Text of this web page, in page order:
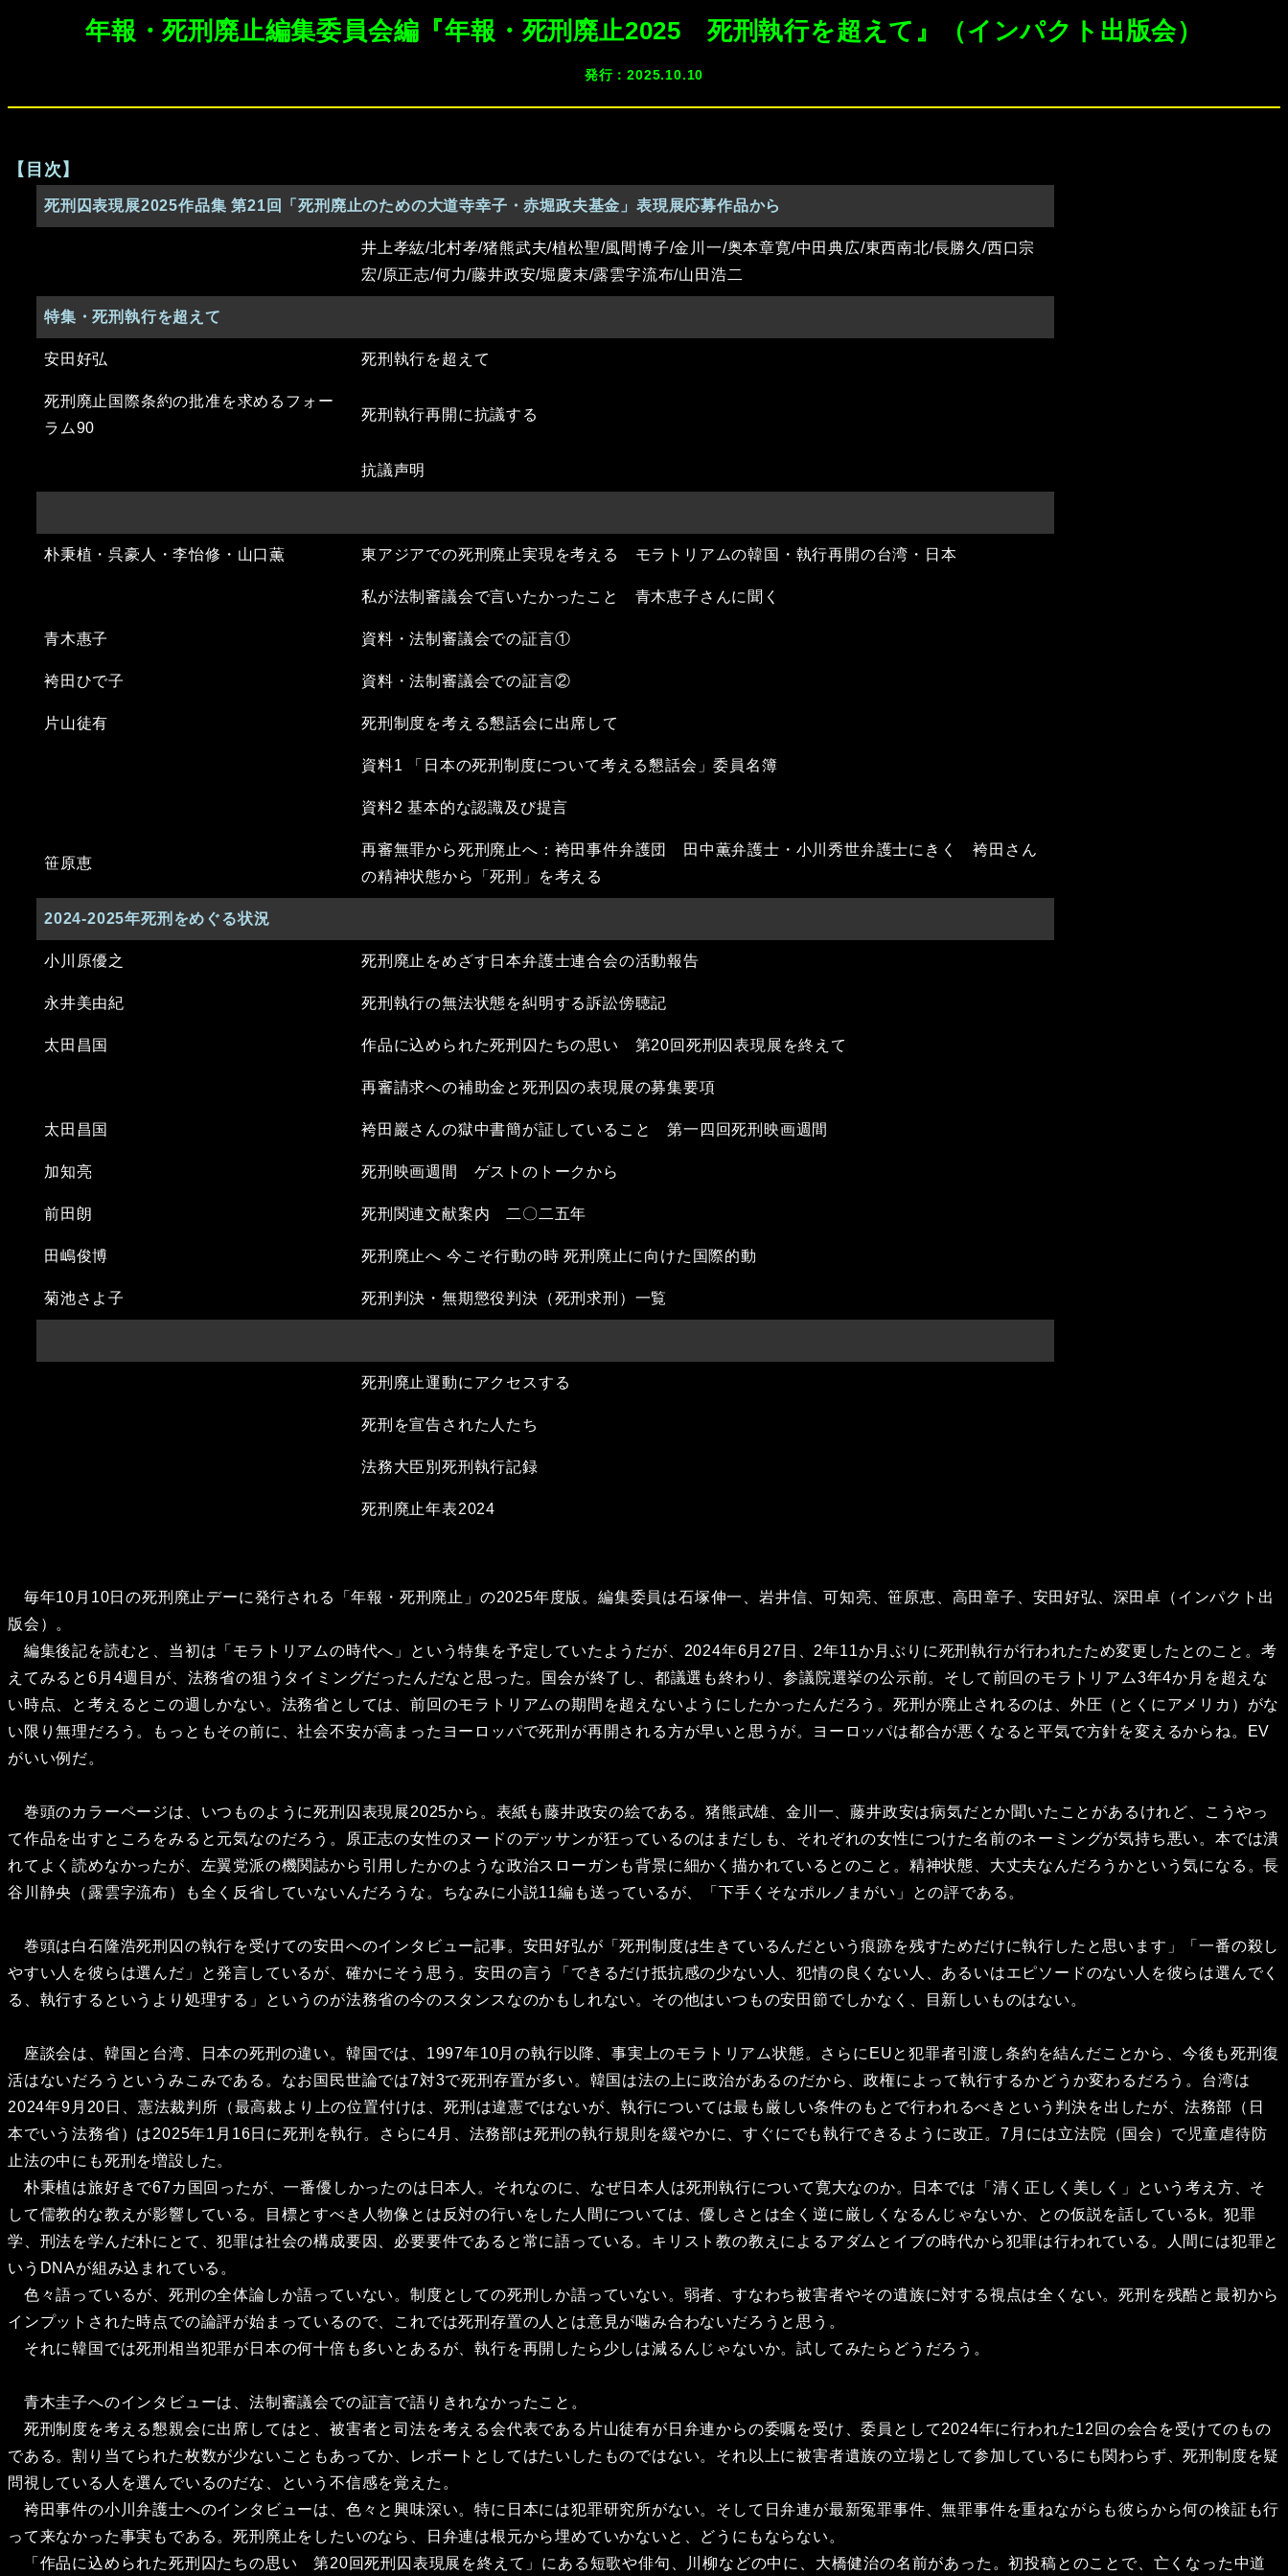
年報・死刑廃止編集委員会編『年報・死刑廃止2025 死刑執行を超えて』（インパクト出版会）
発行：2025.10.10
【目次】
死刑囚表現展2025作品集 第21回「死刑廃止のための大道寺幸子・赤堀政夫基金」表現展応募作品から
井上孝紘/北村孝/猪熊武夫/植松聖/風間博子/金川一/奥本章寛/中田典広/東西南北/長勝久/西口宗
宏/原正志/何力/藤井政安/堀慶末/露雲字流布/山田浩二
特集・死刑執行を超えて
安田好弘 死刑執行を超えて
死刑廃止国際条約の批准を求めるフォー
ラム90
死刑執行再開に抗議する
抗議声明
朴秉植・呉豪人・李怡修・山口薫 東アジアでの死刑廃止実現を考える モラトリアムの韓国・執行再開の台湾・日本
私が法制審議会で言いたかったこと 青木恵子さんに聞く
青木惠子 資料・法制審議会での証言①
袴田ひで子 資料・法制審議会での証言②
片山徒有 死刑制度を考える懇話会に出席して
資料1 「日本の死刑制度について考える懇話会」委員名簿
資料2 基本的な認識及び提言
笹原恵
再審無罪から死刑廃止へ：袴田事件弁護団 田中薫弁護士・小川秀世弁護士にきく 袴田さん
の精神状態から「死刑」を考える
2024-2025年死刑をめぐる状況
小川原優之 死刑廃止をめざす日本弁護士連合会の活動報告
永井美由紀 死刑執行の無法状態を糾明する訴訟傍聴記
太田昌国 作品に込められた死刑囚たちの思い 第20回死刑囚表現展を終えて
再審請求への補助金と死刑囚の表現展の募集要項
太田昌国 袴田巖さんの獄中書簡が証していること 第一四回死刑映画週間
加知亮 死刑映画週間 ゲストのトークから
前田朗 死刑関連文献案内 二〇二五年
田嶋俊博 死刑廃止へ 今こそ行動の時 死刑廃止に向けた国際的動
菊池さよ子 死刑判決・無期懲役判決（死刑求刑）一覧
死刑廃止運動にアクセスする
死刑を宣告された人たち
法務大臣別死刑執行記録
死刑廃止年表2024
毎年10月10日の死刑廃止デーに発行される「年報・死刑廃止」の2025年度版。編集委員は石塚伸一、岩井信、可知亮、笹原恵、高田章子、安田好弘、深田卓（インパクト出
版会）。
編集後記を読むと、当初は「モラトリアムの時代へ」という特集を予定していたようだが、2024年6月27日、2年11か月ぶりに死刑執行が行われたため変更したとのこと。考
えてみると6月4週目が、法務省の狙うタイミングだったんだなと思った。国会が終了し、都議選も終わり、参議院選挙の公示前。そして前回のモラトリアム3年4か月を超えな
い時点、と考えるとこの週しかない。法務省としては、前回のモラトリアムの期間を超えないようにしたかったんだろう。死刑が廃止されるのは、外圧（とくにアメリカ）がな
い限り無理だろう。もっともその前に、社会不安が高まったヨーロッパで死刑が再開される方が早いと思うが。ヨーロッパは都合が悪くなると平気で方針を変えるからね。EV
がいい例だ。
巻頭のカラーページは、いつものように死刑囚表現展2025から。表紙も藤井政安の絵である。猪熊武雄、金川一、藤井政安は病気だとか聞いたことがあるけれど、こうやっ
て作品を出すところをみると元気なのだろう。原正志の女性のヌードのデッサンが狂っているのはまだしも、それぞれの女性につけた名前のネーミングが気持ち悪い。本では潰
れてよく読めなかったが、左翼党派の機関誌から引用したかのような政治スローガンも背景に細かく描かれているとのこと。精神状態、大丈夫なんだろうかという気になる。長
谷川静央（露雲字流布）も全く反省していないんだろうな。ちなみに小説11編も送っているが、「下手くそなポルノまがい」との評である。
巻頭は白石隆浩死刑囚の執行を受けての安田へのインタビュー記事。安田好弘が「死刑制度は生きているんだという痕跡を残すためだけに執行したと思います」「一番の殺し
やすい人を彼らは選んだ」と発言しているが、確かにそう思う。安田の言う「できるだけ抵抗感の少ない人、犯情の良くない人、あるいはエピソードのない人を彼らは選んでく
る、執行するというより処理する」というのが法務省の今のスタンスなのかもしれない。その他はいつもの安田節でしかなく、目新しいものはない。
座談会は、韓国と台湾、日本の死刑の違い。韓国では、1997年10月の執行以降、事実上のモラトリアム状態。さらにEUと犯罪者引渡し条約を結んだことから、今後も死刑復
活はないだろうというみこみである。なお国民世論では7対3で死刑存置が多い。韓国は法の上に政治があるのだから、政権によって執行するかどうか変わるだろう。台湾は
2024年9月20日、憲法裁判所（最高裁より上の位置付けは、死刑は違憲ではないが、執行については最も厳しい条件のもとで行われるべきという判決を出したが、法務部（日
本でいう法務省）は2025年1月16日に死刑を執行。さらに4月、法務部は死刑の執行規則を緩やかに、すぐにでも執行できるように改正。7月には立法院（国会）で児童虐待防
止法の中にも死刑を増設した。
朴秉植は旅好きで67カ国回ったが、一番優しかったのは日本人。それなのに、なぜ日本人は死刑執行について寛大なのか。日本では「清く正しく美しく」という考え方、そ
して儒教的な教えが影響している。目標とすべき人物像とは反対の行いをした人間については、優しさとは全く逆に厳しくなるんじゃないか、との仮説を話しているk。犯罪
学、刑法を学んだ朴にとて、犯罪は社会の構成要因、必要要件であると常に語っている。キリスト教の教えによるアダムとイブの時代から犯罪は行われている。人間には犯罪と
いうDNAが組み込まれている。
色々語っているが、死刑の全体論しか語っていない。制度としての死刑しか語っていない。弱者、すなわち被害者やその遺族に対する視点は全くない。死刑を残酷と最初から
インプットされた時点での論評が始まっているので、これでは死刑存置の人とは意見が噛み合わないだろうと思う。
それに韓国では死刑相当犯罪が日本の何十倍も多いとあるが、執行を再開したら少しは減るんじゃないか。試してみたらどうだろう。
青木圭子へのインタビューは、法制審議会での証言で語りきれなかったこと。
死刑制度を考える懇親会に出席してはと、被害者と司法を考える会代表である片山徒有が日弁連からの委嘱を受け、委員として2024年に行われた12回の会合を受けてのもの
である。割り当てられた枚数が少ないこともあってか、レポートとしてはたいしたものではない。それ以上に被害者遺族の立場として参加しているにも関わらず、死刑制度を疑
問視している人を選んでいるのだな、という不信感を覚えた。
袴田事件の小川弁護士へのインタビューは、色々と興味深い。特に日本には犯罪研究所がない。そして日弁連が最新冤罪事件、無罪事件を重ねながらも彼らから何の検証も行
って来なかった事実もである。死刑廃止をしたいのなら、日弁連は根元から埋めていかないと、どうにもならない。
「作品に込められた死刑囚たちの思い 第20回死刑囚表現展を終えて」にある短歌や俳句、川柳などの中に、大橋健治の名前があった。初投稿とのことで、亡くなった中道